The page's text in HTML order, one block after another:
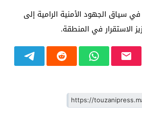
سياق الجهود الأمنية الرامية إلى
الاستقرار في المنطقة.